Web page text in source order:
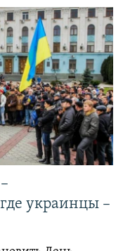
украинцы –